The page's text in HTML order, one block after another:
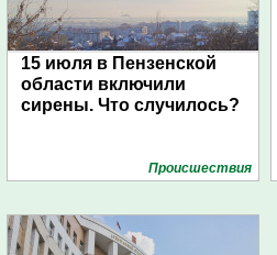
15 июля в Пензенской
области включили
сирены. Что случилось?
Проиcшествия